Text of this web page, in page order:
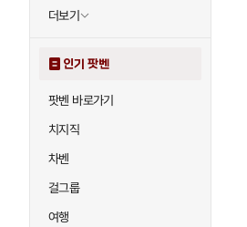
더보기
인기 팟벤
팟벤 바로가기
치지직
차벤
걸그룹
여행